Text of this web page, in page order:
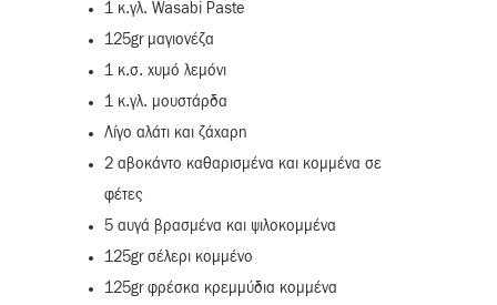
1 κ.γλ. Wasabi Paste
125gr μαγιονέζα
1 κ.σ. χυμό λεμόνι
1 κ.γλ. μουστάρδα
Λίγο αλάτι και ζάχαρη
2 αβοκάντο καθαρισμένα και κομμένα σε
φέτες
5 αυγά βρασμένα και ψιλοκομμένα
125gr σέλερι κομμένο
125gr φρέσκα κρεμμύδια κομμένα